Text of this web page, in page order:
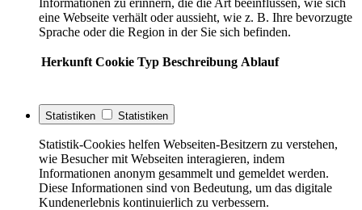
eine Webseite verhält oder aussieht, wie z. B. Ihre bevorzugte
Sprache oder die Region in der Sie sich befinden.
Herkunft Cookie Typ Beschreibung Ablauf
Statistiken Statistiken
Statistik-Cookies helfen Webseiten-Besitzern zu verstehen,
wie Besucher mit Webseiten interagieren, indem
Informationen anonym gesammelt und gemeldet werden.
Diese Informationen sind von Bedeutung, um das digitale
Kundenerlebnis kontinuierlich zu verbessern.